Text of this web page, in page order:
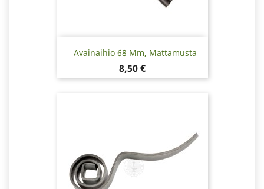
Avainaihio 68 Mm, Mattamusta
Hinta
8,50 €